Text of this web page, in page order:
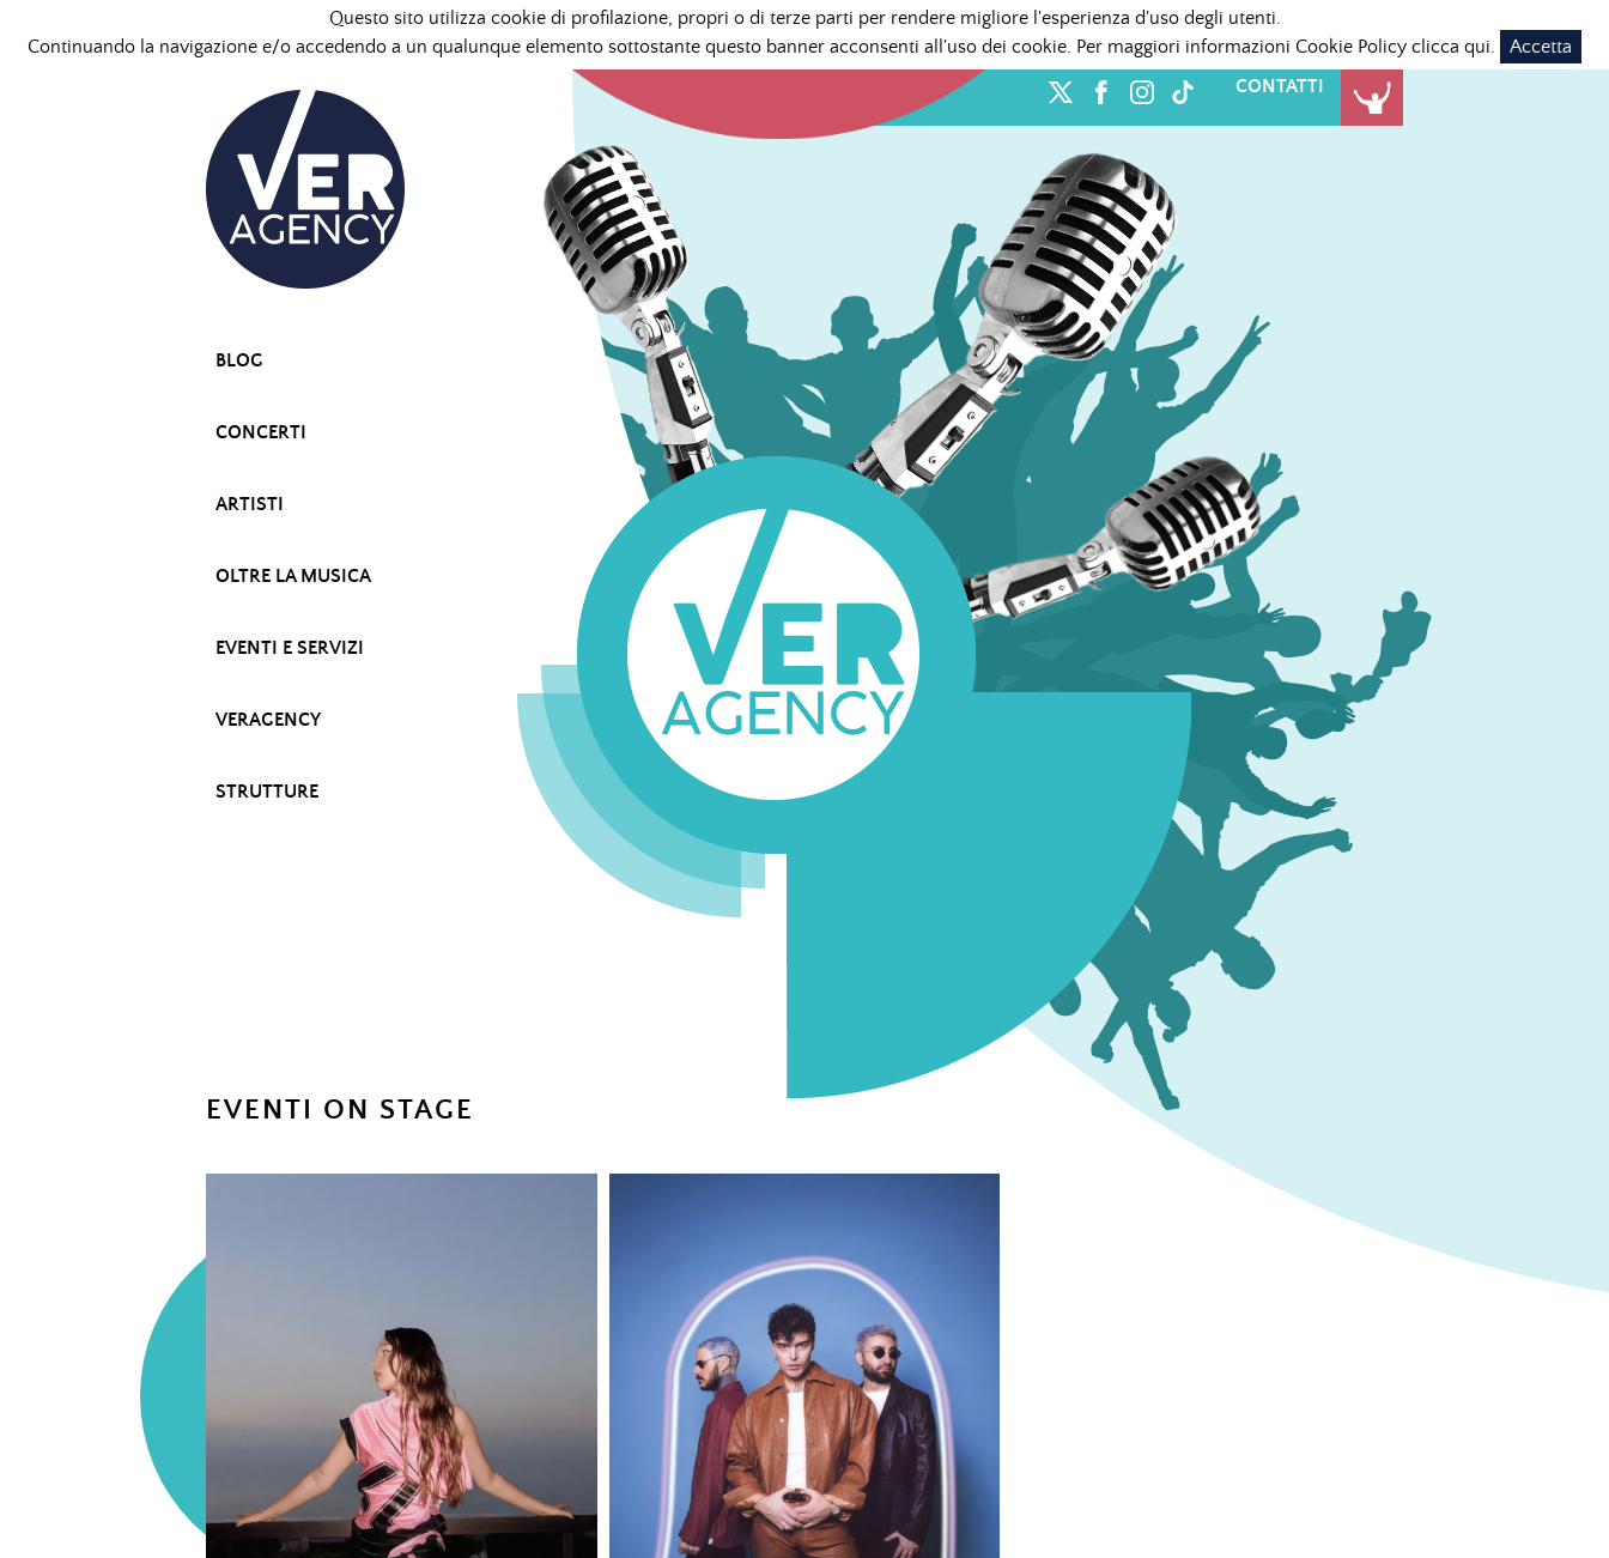
Questo sito utilizza cookie di profilazione, propri o di terze parti per rendere migliore l'esperienza d'uso degli utenti.
Continuando la navigazione e/o accedendo a un qualunque elemento sottostante questo banner acconsenti all'uso dei cookie. Per maggiori informazioni Cookie Policy clicca qui.
Accetta
CONTATTI
BLOG
CONCERTI
ARTISTI
OLTRE LA MUSICA
EVENTI E SERVIZI
VERAGENCY
STRUTTURE
EVENTI ON STAGE